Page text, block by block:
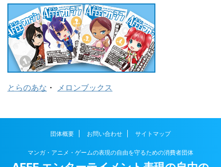
とらのあな ・ メロンブックス
団体概要 お問い合わせ サイトマップ
マンガ・アニメ・ゲームの表現の自由を守るための消費者団体